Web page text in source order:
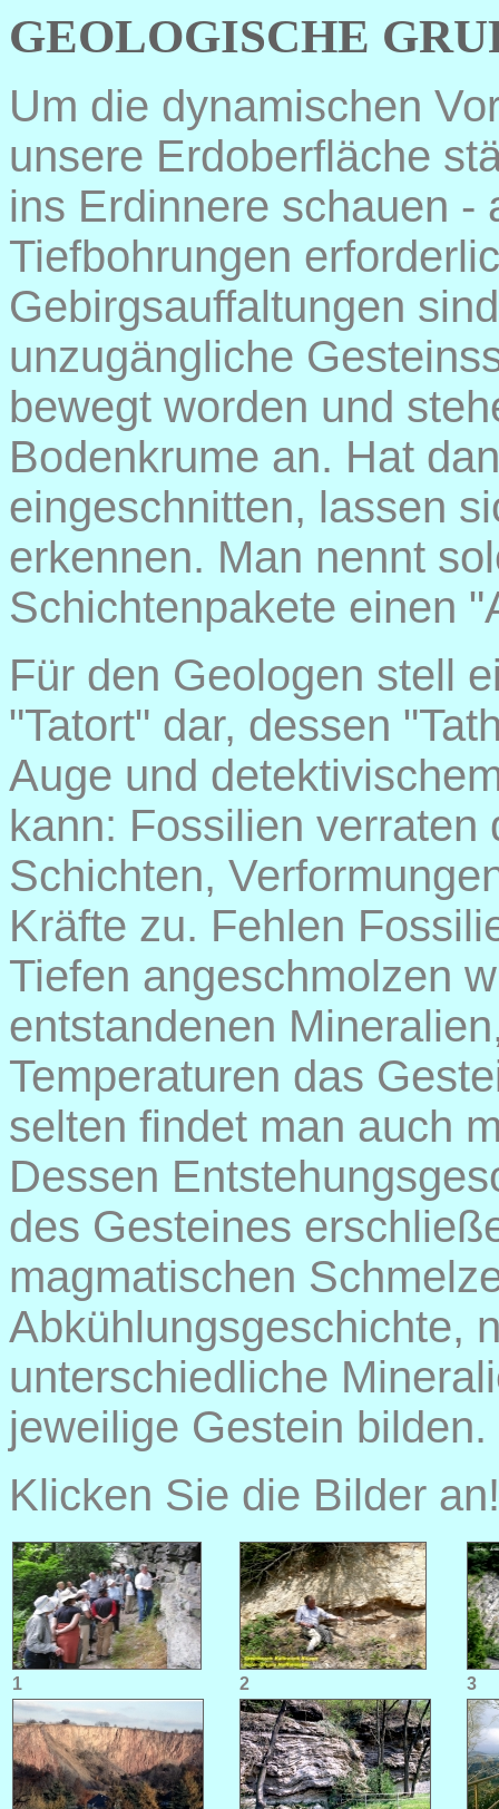
GEOLOGISCHE
Um die dynamischen
unsere Erdoberfläche
ins Erdinnere schauen -
Tiefbohrungen
Gebirgsauffaltungen
unzugängliche
bewegt worden und
Bodenkrume an. Hat
eingeschnitten, lassen
erkennen. Man nennt
Schichtenpakete einen
Für den Geologen stell
"Tatort" dar, dessen
Auge und
kann: Fossilien verraten
Schichten,
Kräfte zu. Fehlen
Tiefen angeschmolzen
entstandenen
Temperaturen das
selten findet man auch
Dessen
des Gesteines
magmatischen
Abkühlungsgeschichte,
unterschiedliche
jeweilige Gestein bilden.
Klicken Sie die Bilder an!
1 2 3